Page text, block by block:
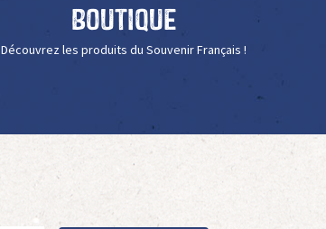
Boutique
Découvrez les produits du Souvenir Français !